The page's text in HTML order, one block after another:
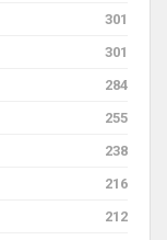
301
301
284
255
238
216
212